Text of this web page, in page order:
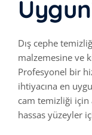
Dış cephe
malzemesine ve
Profesyonel bir
ihtiyacına en
cam temizliği için
hassas yüzeyler